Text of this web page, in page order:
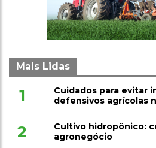
Mais Lidas
1
Cuidados para evitar
defensivos agrícolas
2
Cultivo hidropônico:
agronegócio